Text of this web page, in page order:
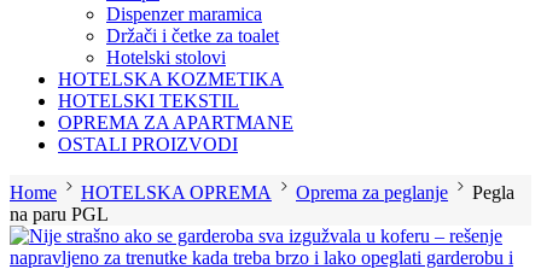
Dispenzer maramica
Držači i četke za toalet
Hotelski stolovi
HOTELSKA KOZMETIKA
HOTELSKI TEKSTIL
OPREMA ZA APARTMANE
OSTALI PROIZVODI
Home HOTELSKA OPREMA Oprema za peglanje
Pegla
na paru PGL